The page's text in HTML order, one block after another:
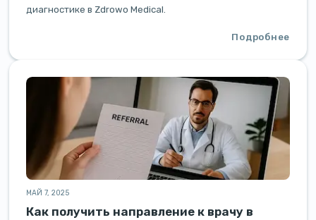
диагностике в Zdrowo Medical.
Подробнее
МАЙ 7, 2025
Как получить направление к врачу в